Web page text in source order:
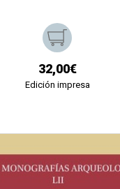
32,00€
Edición impresa